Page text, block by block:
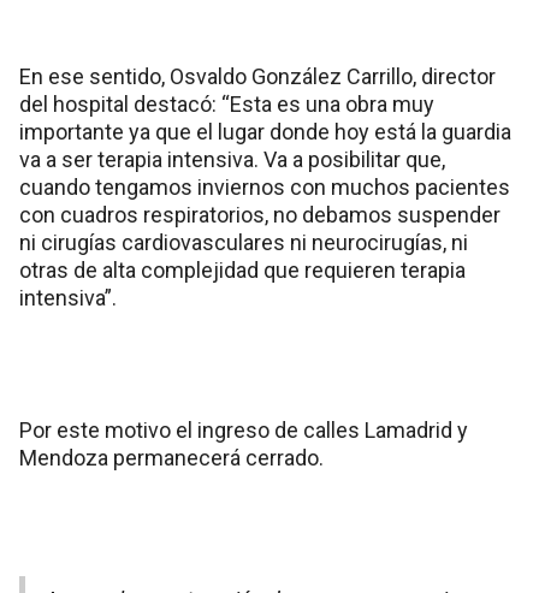
En ese sentido, Osvaldo González Carrillo, director
del hospital destacó: “Esta es una obra muy
importante ya que el lugar donde hoy está la guardia
va a ser terapia intensiva. Va a posibilitar que,
cuando tengamos inviernos con muchos pacientes
con cuadros respiratorios, no debamos suspender
ni cirugías cardiovasculares ni neurocirugías, ni
otras de alta complejidad que requieren terapia
intensiva”.
Por este motivo el ingreso de calles Lamadrid y
Mendoza permanecerá cerrado.